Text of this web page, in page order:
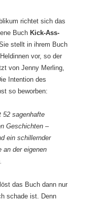
richtet sich das
Buch Kick-Ass-
stellt in ihrem Buch
vor, so der
von Jenny Merling,
Intention des
so beworben:
52 sagenhafte
Geschichten –
ein schillernder
an der eigenen
das Buch dann nur
schade ist. Denn